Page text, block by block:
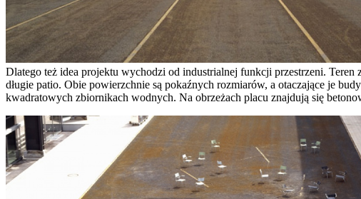
Dlatego też idea projektu wychodzi od industrialnej funkcji przestrzeni.
długie patio. Obie powierzchnie są pokaźnych rozmiarów, a otaczające je
kwadratowych zbiornikach wodnych. Na obrzeżach placu znajdują się